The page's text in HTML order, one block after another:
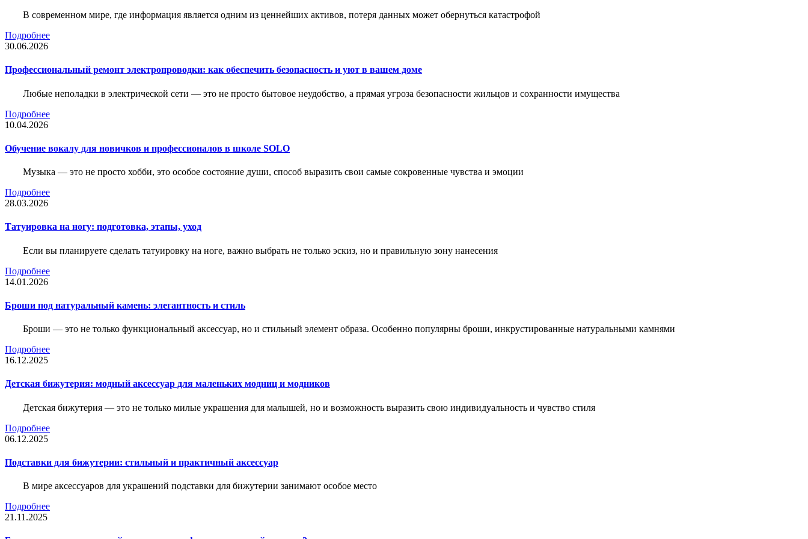
В современном мире, где информация является одним из ценнейших активов, потеря данных может обернуться катастрофой
Подробнее
30.06.2026
Профессиональный ремонт электропроводки: как обеспечить безопасность и уют в вашем доме
Любые неполадки в электрической сети — это не просто бытовое неудобство, а прямая угроза безопасности жильцов и сохранности имущества
Подробнее
10.04.2026
Обучение вокалу для новичков и профессионалов в школе SOLO
Музыка — это не просто хобби, это особое состояние души, способ выразить свои самые сокровенные чувства и эмоции
Подробнее
28.03.2026
Татуировка на ногу: подготовка, этапы, уход
Если вы планируете сделать татуировку на ноге, важно выбрать не только эскиз, но и правильную зону нанесения
Подробнее
14.01.2026
Броши под натуральный камень: элегантность и стиль
Броши — это не только функциональный аксессуар, но и стильный элемент образа. Особенно популярны броши, инкрустированные натуральными камнями
Подробнее
16.12.2025
Детская бижутерия: модный аксессуар для маленьких модниц и модников
Детская бижутерия — это не только милые украшения для малышей, но и возможность выразить свою индивидуальность и чувство стиля
Подробнее
06.12.2025
Подставки для бижутерии: стильный и практичный аксессуар
В мире аксессуаров для украшений подставки для бижутерии занимают особое место
Подробнее
21.11.2025